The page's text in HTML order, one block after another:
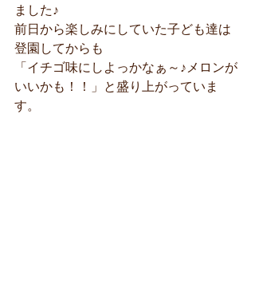
ました♪
前日から楽しみにしていた子ども達は
登園してからも
「イチゴ味にしよっかなぁ～♪メロンが
いいかも！！」と盛り上がっていま
す。